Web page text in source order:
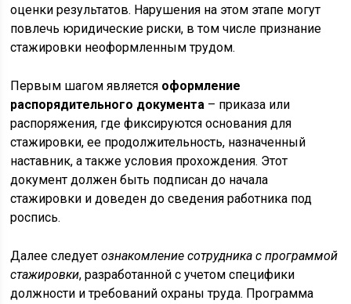
оценки результатов. Нарушения на этом этапе могут
повлечь юридические риски, в том числе признание
стажировки неоформленным трудом.
Первым шагом является оформление
распорядительного документа – приказа или
распоряжения, где фиксируются основания для
стажировки, ее продолжительность, назначенный
наставник, а также условия прохождения. Этот
документ должен быть подписан до начала
стажировки и доведен до сведения работника под
роспись.
Далее следуетознакомление сотрудника с программой
стажировки, разработанной с учетом специфики
должности и требований охраны труда. Программа